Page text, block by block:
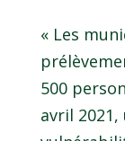
« Les
500
avril 2021,